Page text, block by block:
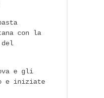
con la
e gli
e iniziate